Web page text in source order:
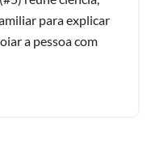
para explicar
a pessoa com